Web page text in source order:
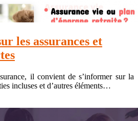
les assurances et
il convient de s’informer sur la
incluses et d’autres éléments…